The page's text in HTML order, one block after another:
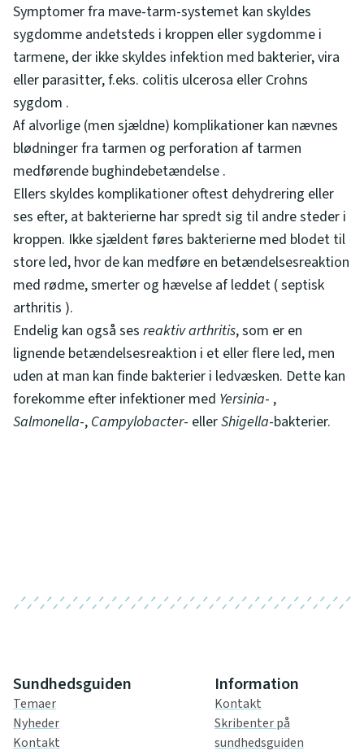
Symptomer fra mave-tarm-systemet kan skyldes
sygdomme andetsteds i kroppen eller sygdomme i
tarmene, der ikke skyldes infektion med bakterier, vira
eller parasitter, f.eks. colitis ulcerosa eller Crohns
sygdom .
Af alvorlige (men sjældne) komplikationer kan nævnes
blødninger fra tarmen og perforation af tarmen
medførende bughindebetændelse .
Ellers skyldes komplikationer oftest dehydrering eller
ses efter, at bakterierne har spredt sig til andre steder i
kroppen. Ikke sjældent føres bakterierne med blodet til
store led, hvor de kan medføre en betændelsesreaktion
med rødme, smerter og hævelse af leddet ( septisk
arthritis ).
Endelig kan også ses reaktivarthritis, som er en
lignende betændelsesreaktion i et eller flere led, men
uden at man kan finde bakterier i ledvæsken. Dette kan
forekomme efter infektioner med Yersinia- ,
Salmonella-, Campylobacter- ellerShigella-bakterier.
Sundhedsguiden
Temaer
Nyheder
Kontakt
Information
Kontakt
Skribenter på
sundhedsguiden